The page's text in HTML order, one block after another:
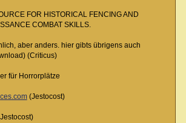
FOR HISTORICAL FENCING AND
COMBAT SKILLS.
aber anders. hier gibts übrigens auch
(Criticus)
für Horrorplätze
(Jestocost)